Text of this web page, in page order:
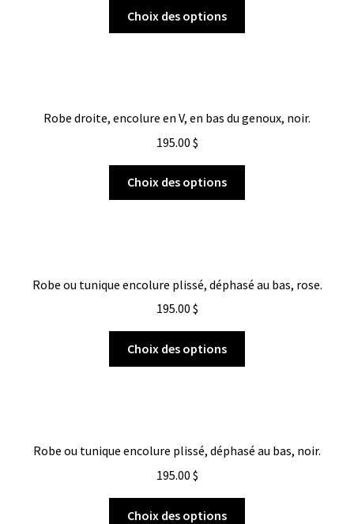
Choix des options
Robe droite, encolure en V, en bas du genoux, noir.
195.00 $
Choix des options
Robe ou tunique encolure plissé, déphasé au bas, rose.
195.00 $
Choix des options
Robe ou tunique encolure plissé, déphasé au bas, noir.
195.00 $
Choix des options